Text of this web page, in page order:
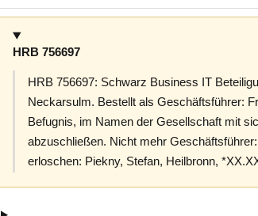
HRB 756697
HRB 756697: Schwarz Business IT
Neckarsulm. Bestellt als Geschäftsführer:
Befugnis, im Namen der Gesellschaft mit
abzuschließen. Nicht mehr
erloschen: Piekny, Stefan, Heilbronn,